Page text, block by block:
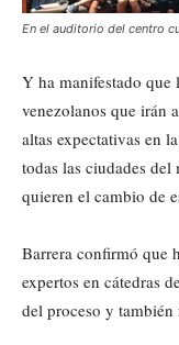
En el auditorio del centro
Y ha manifestado que
venezolanos que irán
altas expectativas en
todas las ciudades
quieren el cambio de
Barrera confirmó que
expertos en cátedras
del proceso y